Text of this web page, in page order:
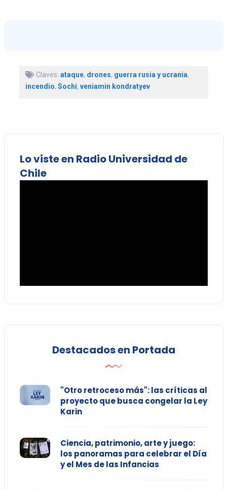
Claves: ataque, drones, guerra rusia y ucrania,
incendio, Sochi, veniamin kondratyev
Lo viste en Radio Universidad de
Chile
Destacados en Portada
"Otro retroceso más": las críticas al
proyecto que busca congelar la Ley
Karin
Ciencia, patrimonio, arte y juego:
los panoramas para celebrar el Día
y el Mes de las Infancias